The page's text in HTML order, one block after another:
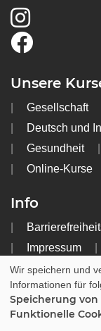
Unsere
Gesellschaft
Deutsch und
Gesundheit
Online-Kurse
Info
Impressum
Cookie
Wir speichern und
Informationen für
Speicherung
Funktionelle